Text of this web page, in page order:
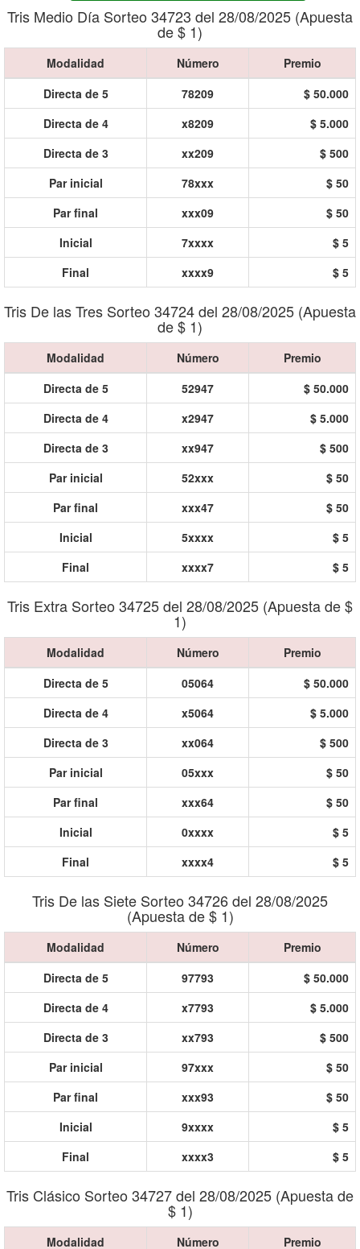
Tris Medio Día Sorteo 34723 del 28/08/2025 (Apuesta
de $ 1)
Modalidad Número
Premio
Directa de 5
78209
$ 50.000
Directa de 4
x8209
$ 5.000
Directa de 3
xx209
$ 500
Par inicial
78xxx
$ 50
Par final
xxx09
$ 50
Inicial
7xxxx
$ 5
Final
xxxx9 $ 5
Tris De las Tres Sorteo 34724 del 28/08/2025 (Apuesta
de $ 1)
Modalidad Número
Premio
Directa de 5
52947
$ 50.000
Directa de 4
x2947
$ 5.000
Directa de 3
xx947
$ 500
Par inicial
52xxx
$ 50
Par final
xxx47
$ 50
Inicial
5xxxx
$ 5
Final
xxxx7 $ 5
Tris Extra Sorteo 34725 del 28/08/2025 (Apuesta de $
1)
Modalidad Número
Premio
Directa de 5
05064
$ 50.000
Directa de 4
x5064
$ 5.000
Directa de 3
xx064
$ 500
Par inicial
05xxx
$ 50
Par final
xxx64
$ 50
Inicial
0xxxx
$ 5
Final
xxxx4 $ 5
Tris De las Siete Sorteo 34726 del 28/08/2025
(Apuesta de $ 1)
Modalidad Número
Premio
Directa de 5
97793
$ 50.000
Directa de 4
x7793
$ 5.000
Directa de 3
xx793
$ 500
Par inicial
97xxx
$ 50
Par final
xxx93
$ 50
Inicial
9xxxx
$ 5
Final
xxxx3 $ 5
Tris Clásico Sorteo 34727 del 28/08/2025 (Apuesta de
$ 1)
Modalidad Número Premio